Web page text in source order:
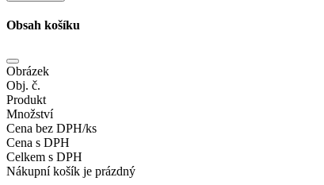
Obsah košíku
Obrázek
Obj. č.
Produkt
Množství
Cena bez DPH/ks
Cena s DPH
Celkem s DPH
Nákupní košík je prázdný